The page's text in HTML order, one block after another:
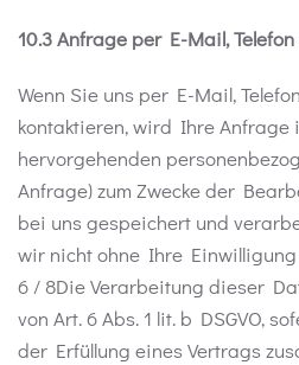
10.3 Anfrage per E-Mail,
Wenn Sie uns per E-Mail,
kontaktieren, wird Ihre Anfrage
hervorgehenden
Anfrage) zum Zwecke der
bei uns gespeichert und
wir nicht ohne Ihre
6 / 8Die Verarbeitung dieser
von Art. 6 Abs. 1 lit. b DSGVO,
der Erfüllung eines Vertrags